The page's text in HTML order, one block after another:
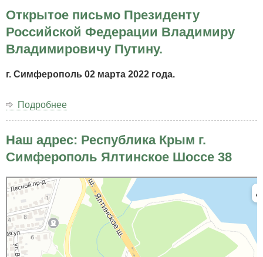
Открытое письмо Президенту
Российской Федерации Владимиру
Владимировичу Путину.
г. Симферополь 02 марта 2022 года.
Подробнее
Президенту
Российской
Федерации
Владимиру
Владимировичу
Путину.
Наш адрес: Республика Крым г.
Симферополь Ялтинское Шоссе 38
Яндекс Карты
Яндекс Карты — транспорт, навигация, поиск мест